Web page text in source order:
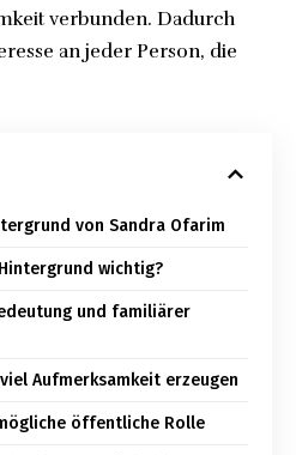
verbunden. Dadurch
an jeder Person, die
von Sandra Ofarim
wichtig?
und familiärer
Aufmerksamkeit erzeugen
öffentliche Rolle